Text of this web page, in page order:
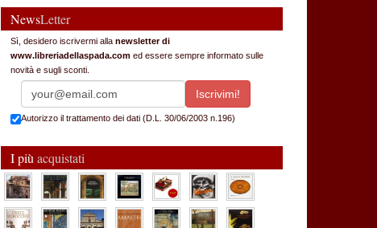
NewsLetter
Sì, desidero iscrivermi alla newsletter di
www.libreriadellaspada.com ed essere sempre informato sulle
novità e sugli sconti.
Autorizzo il trattamento dei dati (D.L. 30/06/2003 n.196)
I più acquistati